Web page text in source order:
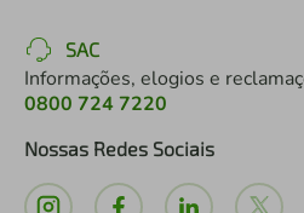
SAC
Informações, elogios e
0800 724 7220
Nossas Redes Sociais